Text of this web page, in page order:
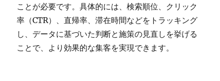
ことが必要です。具体的には、検索順位、クリック
率（CTR）、直帰率、滞在時間などをトラッキング
し、データに基づいた判断と施策の見直しを挙げる
ことで、より効果的な集客を実現できます。